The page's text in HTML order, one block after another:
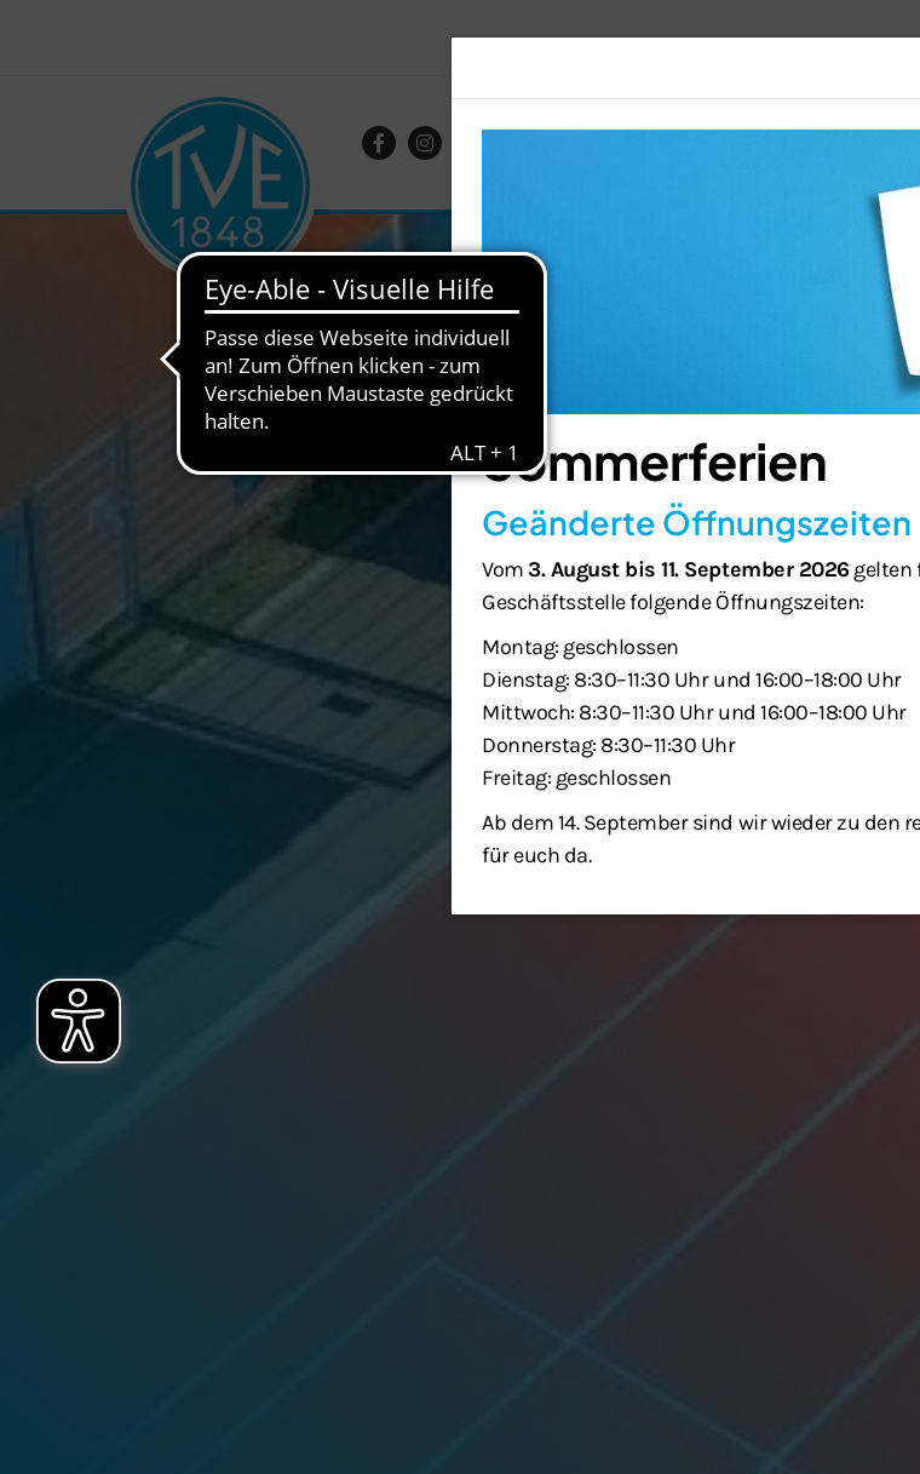
Sommerferien
Geänderte Öffnungszeiten
Vom3. August bis 11. September 2026 gelten
Geschäftsstelle folgende Öffnungszeiten:
Montag: geschlossen
Dienstag: 8:30–11:30 Uhr und 16:00–18:00 Uhr
Mittwoch: 8:30–11:30 Uhr und 16:00–18:00 Uhr
Donnerstag: 8:30–11:30 Uhr
Freitag: geschlossen
Ab dem 14. September sind wir wieder zu den
für euch da.